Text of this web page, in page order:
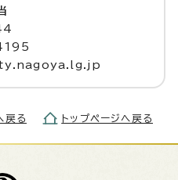
戻る トップページへ戻る